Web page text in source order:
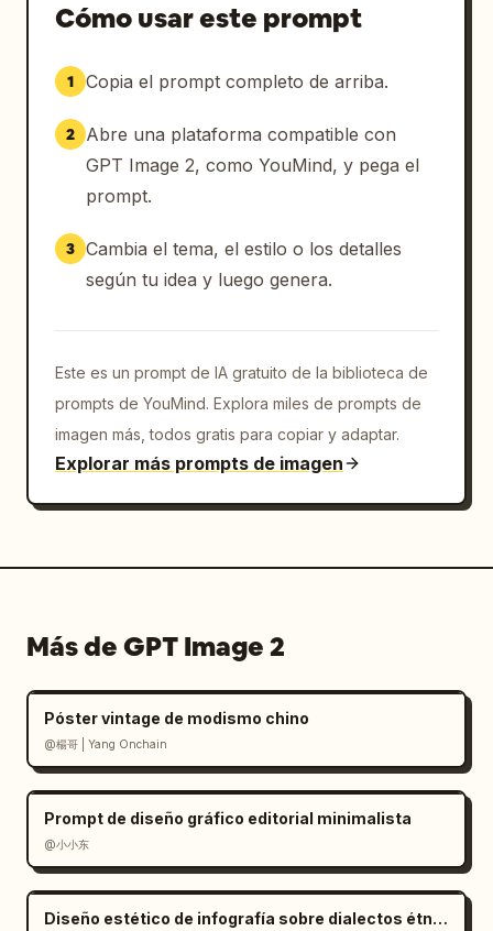
Cómo usar este prompt
1 Copia el prompt completo de arriba.
2
Abre una plataforma compatible con
GPT Image 2, como YouMind, y pega el
prompt.
3 Cambia el tema, el estilo o los detalles
según tu idea y luego genera.
Este es un prompt de IA gratuito de la biblioteca de
prompts de YouMind. Explora miles de prompts de
imagen más, todos gratis para copiar y adaptar.
Explorar más prompts de imagen
Más de GPT Image 2
Póster vintage de modismo chino
@楊哥 | Yang Onchain
Prompt de diseño gráfico editorial minimalista
@小小东
Diseño estético de infografía sobre dialectos étnicos